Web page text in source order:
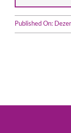
Published On: